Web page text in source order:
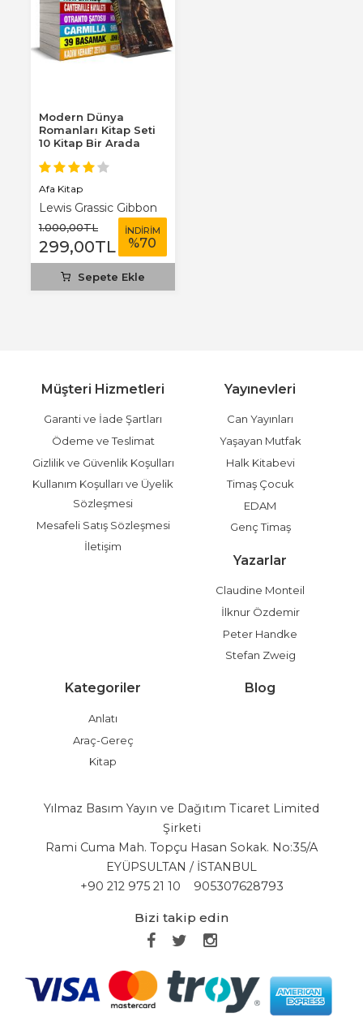
Modern Dünya
Romanları Kitap Seti
10 Kitap Bir Arada
Afa Kitap
Lewis Grassic Gibbon
1.000,00TL
299,00TL
İNDİRİM
%70
Sepete Ekle
Müşteri Hizmetleri
Garanti ve İade Şartları
Ödeme ve Teslimat
Gizlilik ve Güvenlik Koşulları
Kullanım Koşulları ve Üyelik
Sözleşmesi
Mesafeli Satış Sözleşmesi
İletişim
Yayınevleri
Can Yayınları
Yaşayan Mutfak
Halk Kitabevi
Timaş Çocuk
EDAM
Genç Timaş
Yazarlar
Claudine Monteil
İlknur Özdemir
Peter Handke
Stefan Zweig
Kategoriler
Anlatı
Araç-Gereç
Kitap
Blog
Yılmaz Basım Yayın ve Dağıtım Ticaret Limited
Şirketi
Rami Cuma Mah. Topçu Hasan Sokak. No:35/A
EYÜPSULTAN / İSTANBUL
+90 212 975 21 10
905307628793
Bizi takip edin